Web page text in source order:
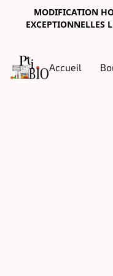
MODIFICATION
EXCEPTIONNELLES
Accueil